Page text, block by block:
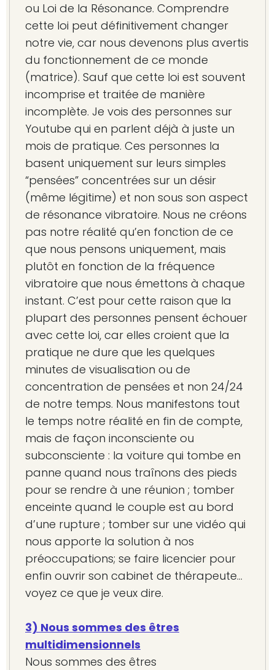
ou Loi de la Résonance. Comprendre
cette loi peut définitivement changer
notre vie, car nous devenons plus avertis
du fonctionnement de ce monde
(matrice). Sauf que cette loi est souvent
incomprise et traitée de manière
incomplète. Je vois des personnes sur
Youtube qui en parlent déjà à juste un
mois de pratique. Ces personnes la
basent uniquement sur leurs simples
“pensées” concentrées sur un désir
(même légitime) et non sous son aspect
de résonance vibratoire. Nous ne créons
pas notre réalité qu’en fonction de ce
que nous pensons uniquement, mais
plutôt en fonction de la fréquence
vibratoire que nous émettons à chaque
instant. C’est pour cette raison que la
plupart des personnes pensent échouer
avec cette loi, car elles croient que la
pratique ne dure que les quelques
minutes de visualisation ou de
concentration de pensées et non 24/24
de notre temps. Nous manifestons tout
le temps notre réalité en fin de compte,
mais de façon inconsciente ou
subconsciente : la voiture qui tombe en
panne quand nous traînons des pieds
pour se rendre à une réunion ; tomber
enceinte quand le couple est au bord
d’une rupture ; tomber sur une vidéo qui
nous apporte la solution à nos
préoccupations; se faire licencier pour
enfin ouvrir son cabinet de thérapeute…
voyez ce que je veux dire.
3) Nous sommes des êtres
multidimensionnels
Nous sommes des êtres